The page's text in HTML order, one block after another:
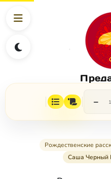
−
Рождественские
Саша Черный